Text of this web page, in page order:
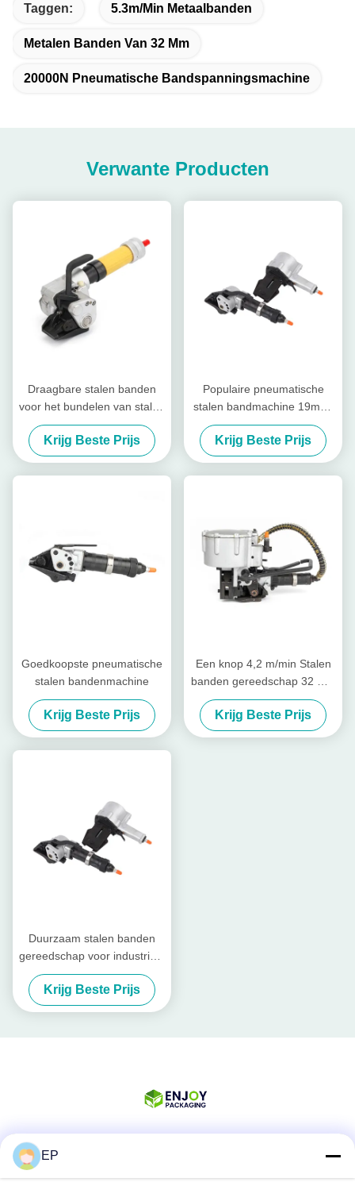
Taggen: 5.3m/min Metaalbanden
Metalen Banden Van 32 Mm
20000N Pneumatische Bandspanningsmachine
Verwante Producten
Draagbare stalen banden
voor het bundelen van stalen
spoelen
Krijg Beste Prijs
Populaire pneumatische
stalen bandmachine 19mm-
32mm
Krijg Beste Prijs
Goedkoopste pneumatische
stalen bandenmachine
Krijg Beste Prijs
Een knop 4,2 m/min Stalen
banden gereedschap 32 mm
Band Pneumatische Stalen
banden machine
Krijg Beste Prijs
Duurzaam stalen banden
gereedschap voor industriële
verpakkingen
Krijg Beste Prijs
EP